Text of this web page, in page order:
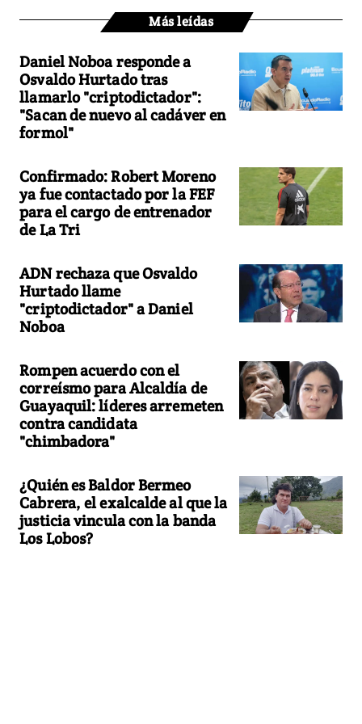
Más leídas
Daniel Noboa responde a
Osvaldo Hurtado tras
llamarlo "criptodictador":
"Sacan de nuevo al cadáver en
formol"
Confirmado: Robert Moreno
ya fue contactado por la FEF
para el cargo de entrenador
de La Tri
ADN rechaza que Osvaldo
Hurtado llame
"criptodictador" a Daniel
Noboa
Rompen acuerdo con el
correísmo para Alcaldía de
Guayaquil: líderes arremeten
contra candidata
"chimbadora"
¿Quién es Baldor Bermeo
Cabrera, el exalcalde al que la
justicia vincula con la banda
Los Lobos?